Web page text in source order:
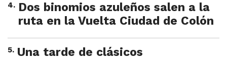
4. Dos binomios azuleños salen a la
ruta en la Vuelta Ciudad de Colón
5. Una tarde de clásicos